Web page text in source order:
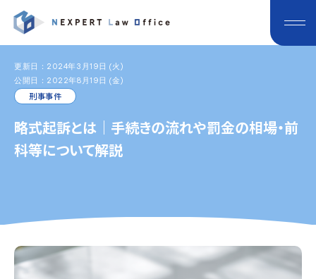
更新日：2024年3月19日 (火)
公開日：2022年8月19日 (金)
刑事事件
略式起訴とは｜手続きの流れや罰金の相場・前
科等について解説